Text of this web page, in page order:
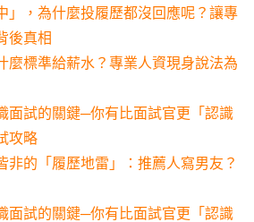
」，為什麼投履歷都沒回應呢？讓專
後真相
麼標準給薪水？專業人資現身說法為
面試的關鍵─你有比面試官更「認識
攻略
非的「履歷地雷」：推薦人寫男友？
面試的關鍵─你有比面試官更「認識